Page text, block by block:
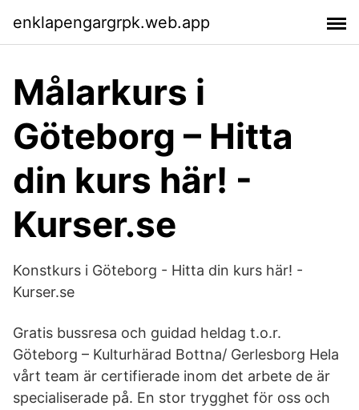
enklapengargrpk.web.app
Målarkurs i
Göteborg – Hitta
din kurs här! -
Kurser.se
Konstkurs i Göteborg - Hitta din kurs här! -
Kurser.se
Gratis bussresa och guidad heldag t.o.r.
Göteborg – Kulturhärad Bottna/ Gerlesborg Hela
vårt team är certifierade inom det arbete de är
specialiserade på. En stor trygghet för oss och